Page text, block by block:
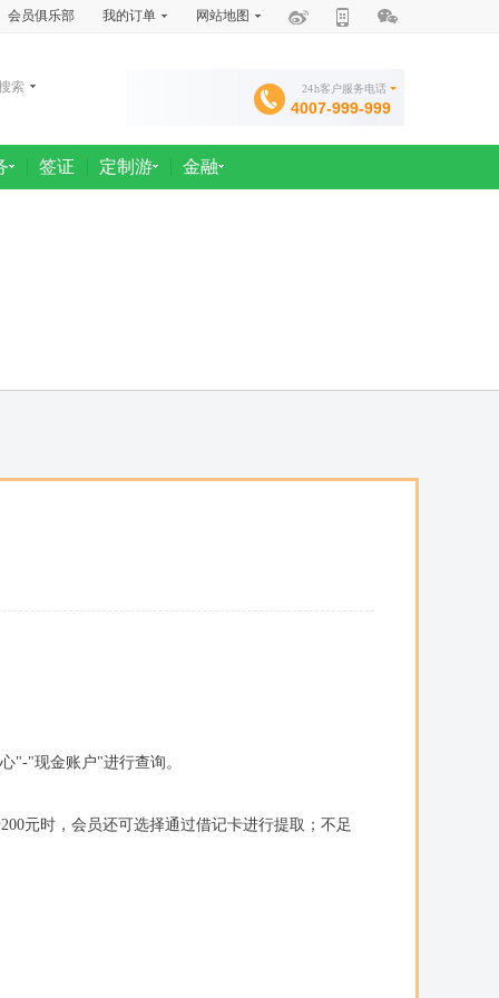
会员俱乐部 我的订单 网站地图
索 24h客户服务电话
4007-999-999
签证 定制游 金融
"-"现金账户"进行查询。
元时，会员还可选择通过借记卡进行提取；不足